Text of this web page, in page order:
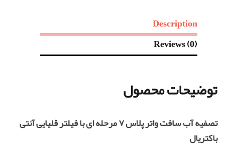
فيلتر
قليايي
و
آنتي
توليدي
مهرانديشان
Description
Reviews (0)
توضیحات محصول
تصفیه آب سافت واتر پلاس۷مرحله ای با فیلتر قلیایی آنتی
باکتریال